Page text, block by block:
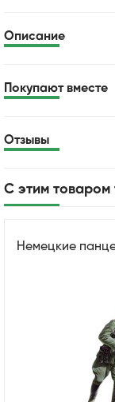
Описание
Покупают вместе
Отзывы
С этим
Немецкие